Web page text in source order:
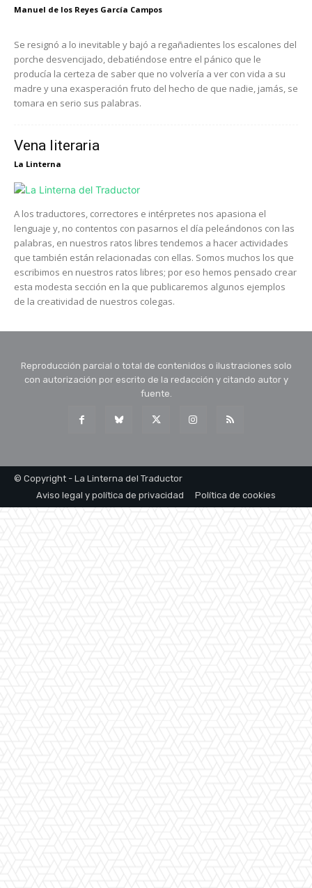
Manuel de los Reyes García Campos
Se resignó a lo inevitable y bajó a regañadientes los escalones del
porche desvencijado, debatiéndose entre el pánico que le
producía la certeza de saber que no volvería a ver con vida a su
madre y una exasperación fruto del hecho de que nadie, jamás, se
tomara en serio sus palabras.
Vena literaria
La Linterna
A los traductores, correctores e intérpretes nos apasiona el
lenguaje y, no contentos con pasarnos el día peleándonos con las
palabras, en nuestros ratos libres tendemos a hacer actividades
que también están relacionadas con ellas. Somos muchos los que
escribimos en nuestros ratos libres; por eso hemos pensado crear
esta modesta sección en la que publicaremos algunos ejemplos
de la creatividad de nuestros colegas.
Reproducción parcial o total de contenidos o ilustraciones solo
con autorización por escrito de la redacción y citando autor y
fuente.
© Copyright - La Linterna del Traductor
Aviso legal y política de privacidad
Política de cookies